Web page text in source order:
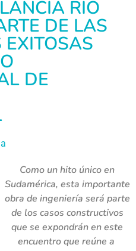
RIO
DE LAS
EXITOSAS
DE
Como un hito único en
Sudamérica, esta importante
obra de ingeniería será parte
de los casos constructivos
que se expondrán en este
encuentro que reúne a